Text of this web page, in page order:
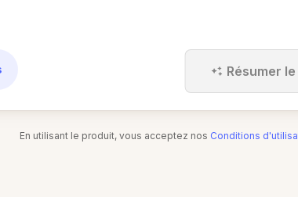
Résumer
En utilisant le produit, vous acceptez nos Conditions